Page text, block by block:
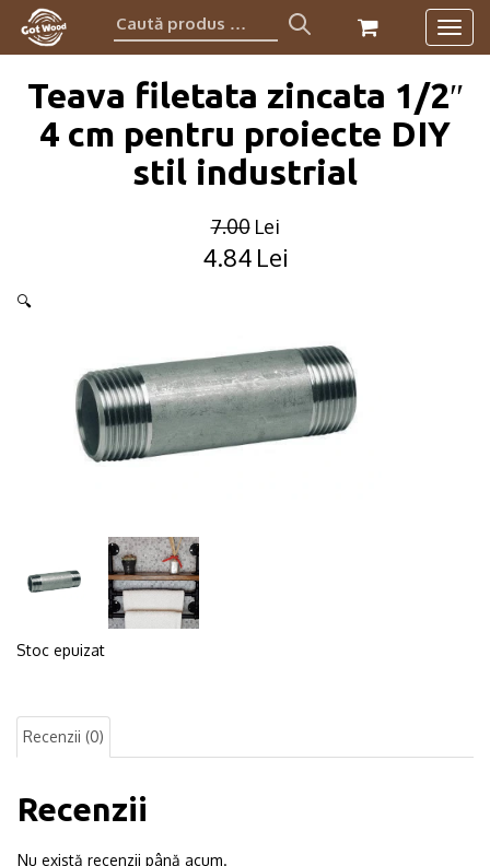
Caută
produs:
Teava filetata zincata 1/2″
4 cm pentru proiecte DIY
stil industrial
7.00 Lei
Original
4.84 Lei
Current
🔍
Stoc epuizat
Recenzii (0)
Recenzii
Nu există recenzii până acum.